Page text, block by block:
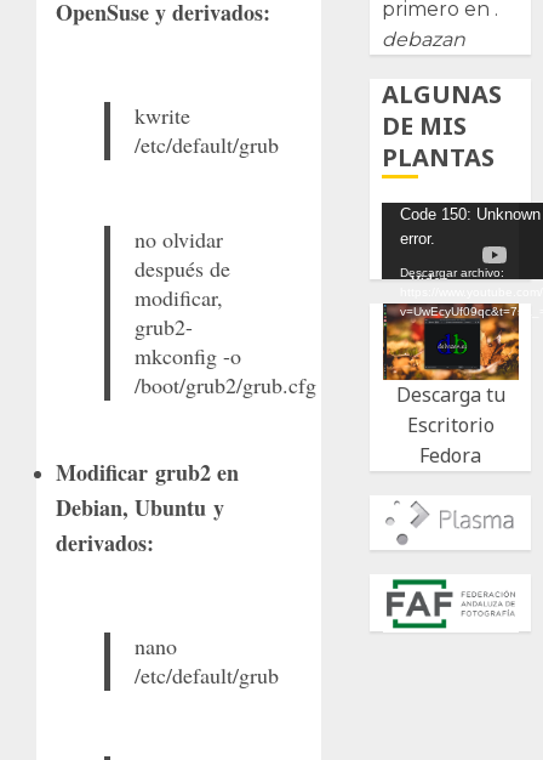
OpenSuse y derivados:
kwrite
/etc/default/grub
no olvidar
después de
modificar,
grub2-
mkconfig -o
/boot/grub2/grub.cfg
Modificar grub2 en
Debian, Ubuntu y
derivados:
nano
/etc/default/grub
primero en .
debazan
ALGUNAS
DE MIS
PLANTAS
Reproductor
de
vídeo
Code 150: Unknown
error.
Descargar archivo:
Descarga tu
Escritorio
Fedora